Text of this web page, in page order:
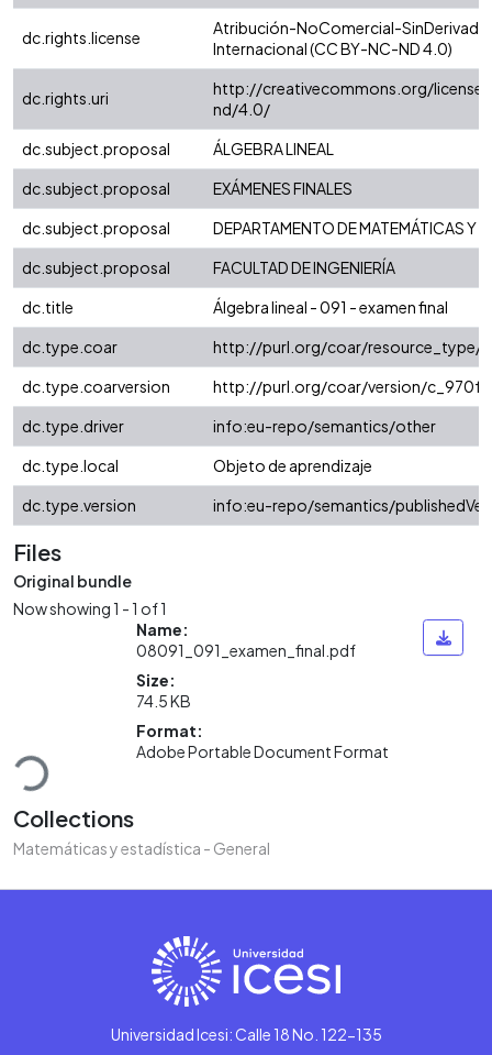
dc.rights.license
Atribución-NoComercial-
Internacional (CC BY-NC-ND 4.0)
dc.rights.uri
http://creativecommons.org/
nd/4.0/
dc.subject.proposal
ÁLGEBRA LINEAL
dc.subject.proposal
EXÁMENES FINALES
dc.subject.proposal
DEPARTAMENTO DE MATEMÁTICAS Y
dc.subject.proposal
FACULTAD DE INGENIERÍA
dc.title
Álgebra lineal - 091 - examen final
dc.type.coar
http://purl.org/coar/resource_type/
dc.type.coarversion
http://purl.org/coar/version/
dc.type.driver
info:eu-repo/semantics/other
dc.type.local
Objeto de aprendizaje
dc.type.version
info:eu-repo/semantics/
Files
Original bundle
Now showing1 - 1 of 1
Name:
08091_091_examen_final.pdf
Size:
74.5 KB
Format:
Adobe Portable Document Format
Collections
Matemáticas y estadística - General
Universidad Icesi: Calle 18 No. 122-135